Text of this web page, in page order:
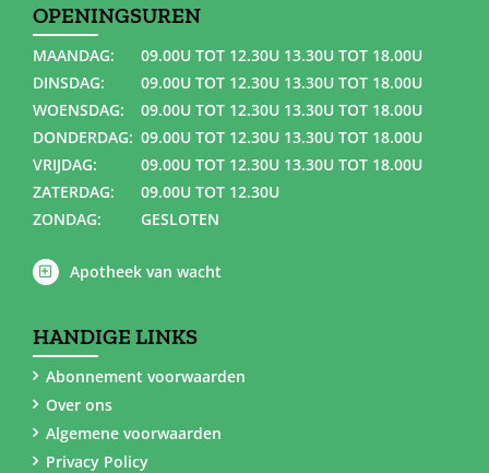
OPENINGSUREN
MAANDAG:
09.00U TOT 12.30U 13.30U TOT 18.00U
DINSDAG:
09.00U TOT 12.30U 13.30U TOT 18.00U
WOENSDAG:
09.00U TOT 12.30U 13.30U TOT 18.00U
DONDERDAG: 09.00U TOT 12.30U 13.30U TOT 18.00U
VRIJDAG:
09.00U TOT 12.30U 13.30U TOT 18.00U
ZATERDAG:
09.00U TOT 12.30U
ZONDAG:
GESLOTEN
Apotheek van wacht
HANDIGE LINKS
Abonnement voorwaarden
Over ons
Algemene voorwaarden
Privacy Policy